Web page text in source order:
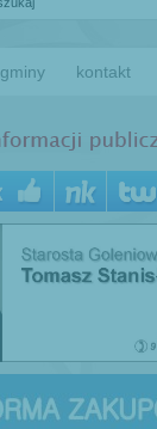
gminy kontakt